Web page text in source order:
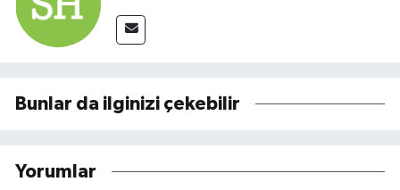
Bunlar da ilginizi çekebilir
Yorumlar